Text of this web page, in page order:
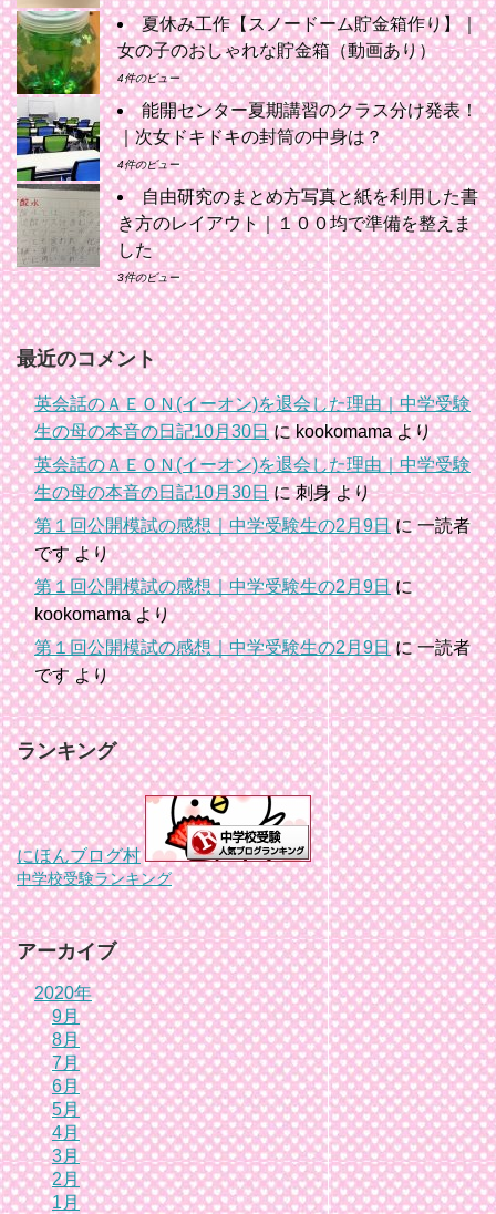
夏休み工作【スノードーム貯金箱作り】｜
女の子のおしゃれな貯金箱（動画あり）
4件のビュー
能開センター夏期講習のクラス分け発表！
｜次女ドキドキの封筒の中身は？
4件のビュー
自由研究のまとめ方写真と紙を利用した書
き方のレイアウト｜１００均で準備を整えま
した
3件のビュー
最近のコメント
英会話のＡＥＯＮ(イーオン)を退会した理由｜中学受験
生の母の本音の日記10月30日にkookomamaより
英会話のＡＥＯＮ(イーオン)を退会した理由｜中学受験
生の母の本音の日記10月30日に刺身より
第１回公開模試の感想｜中学受験生の2月9日に一読者
ですより
第１回公開模試の感想｜中学受験生の2月9日に
kookomamaより
第１回公開模試の感想｜中学受験生の2月9日に一読者
ですより
ランキング
にほんブログ村
中学校受験ランキング
アーカイブ
2020年
9月
8月
7月
6月
5月
4月
3月
2月
1月